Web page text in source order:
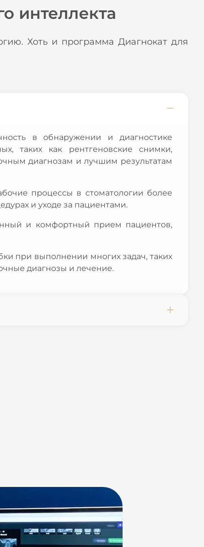
интеллекта
Хоть и программа Диагнокат для
в обнаружении и диагностике
таких как рентгеновские снимки,
диагнозам и лучшим результатам
процессы в стоматологии более
и уходе за пациентами.
и комфортный прием пациентов,
при выполнении многих задач, таких
диагнозы и лечение.